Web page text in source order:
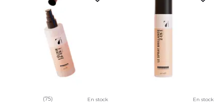
(75) En stock En stock